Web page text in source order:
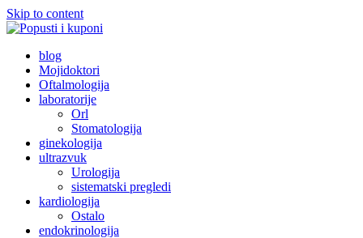
Skip to content
Popusti i kuponi
Popusti Beograd
blog
Mojidoktori
Oftalmologija
laboratorije
Orl
Stomatologija
ginekologija
ultrazvuk
Urologija
sistematski pregledi
kardiologija
Ostalo
endokrinologija